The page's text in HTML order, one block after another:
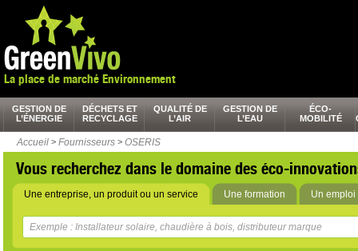
La place de marché Environnement
GESTION DE
L’ÉNERGIE
DÉCHETS ET
RECYCLAGE
QUALITÉ DE
L’AIR
GESTION DE
L’EAU
ÉCO-
MOBILITÉ
Accueil > Fournisseurs > OSERIS
Vous recherchez dans le domaine des éco-
Une entreprise, un produit ou un service Une formation Un emploi